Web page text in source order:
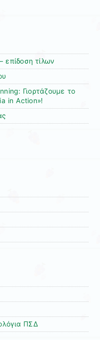
επίδοση τίλων
Γιορτάζουμε το
in Action»!
ΠΣΔ